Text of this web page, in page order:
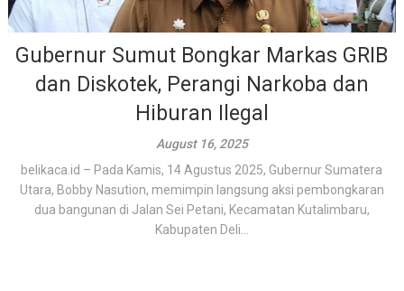
Gubernur Sumut Bongkar Markas GRIB
dan Diskotek, Perangi Narkoba dan
Hiburan Ilegal
August 16, 2025
belikaca.id – Pada Kamis, 14 Agustus 2025, Gubernur Sumatera
Utara, Bobby Nasution, memimpin langsung aksi pembongkaran
dua bangunan di Jalan Sei Petani, Kecamatan Kutalimbaru,
Kabupaten Deli...